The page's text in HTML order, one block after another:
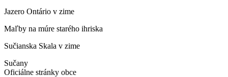
Jazero Ontário v zime
Maľby na múre starého ihriska
Sučianska Skala v zime
Sučany
Oficiálne stránky obce